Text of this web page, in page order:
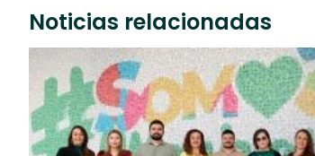
Noticias relacionadas